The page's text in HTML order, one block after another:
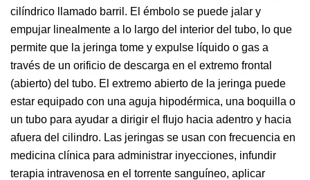
cilíndrico llamado barril. El émbolo se puede jalar y
empujar linealmente a lo largo del interior del tubo, lo que
permite que la jeringa tome y expulse líquido o gas a
través de un orificio de descarga en el extremo frontal
(abierto) del tubo. El extremo abierto de la jeringa puede
estar equipado con una aguja hipodérmica, una boquilla o
un tubo para ayudar a dirigir el flujo hacia adentro y hacia
afuera del cilindro. Las jeringas se usan con frecuencia en
medicina clínica para administrar inyecciones, infundir
terapia intravenosa en el torrente sanguíneo, aplicar